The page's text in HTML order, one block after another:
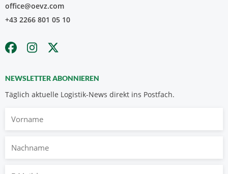
office@oevz.com
+43 2266 801 05 10
NEWSLETTER ABONNIEREN
Täglich aktuelle Logistik-News direkt ins Postfach.
Nachname